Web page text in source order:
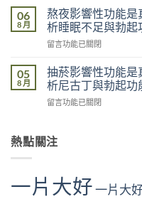
藥
師
門
真
實
案
析
心
素
如
能
是
真
的
藥
師
門
實
析
度
不
足
吃
麼？
藥
師
用
真
例，
教
06
8 月
熬夜影響性功能是
析睡眠不足與勃起
在
夜
影
響
性
是
嗎？
藥
留言功能已關閉
05
8 月
抽菸影響性功能是
析尼古丁與勃起功
在
影
響
能
是
留言功能已關閉
熱點關注
一片大好一片大